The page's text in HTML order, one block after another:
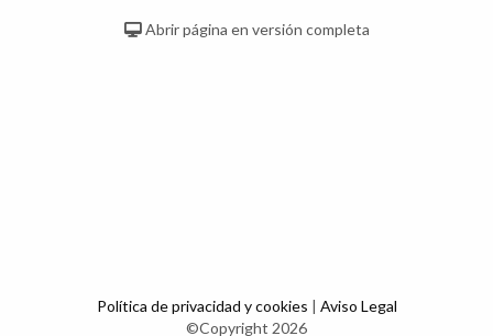
Abrir página en versión completa
Política de privacidad y cookies | Aviso Legal
©Copyright 2026